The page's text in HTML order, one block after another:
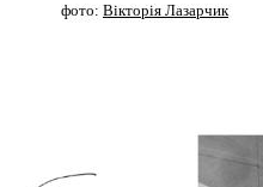
фото: Вікторія Лазарчик